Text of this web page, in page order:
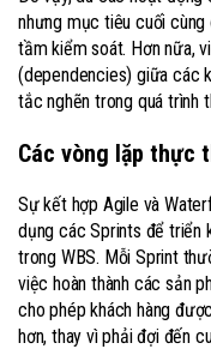
nhưng mục tiêu cuối
tầm kiểm soát. Hơn nữa,
(dependencies) giữa các
tắc nghẽn trong quá trình
Các vòng lặp thực
Sự kết hợp Agile và
dụng các Sprints để triển
trong WBS. Mỗi Sprint
việc hoàn thành các sản
cho phép khách hàng
hơn, thay vì phải đợi đến